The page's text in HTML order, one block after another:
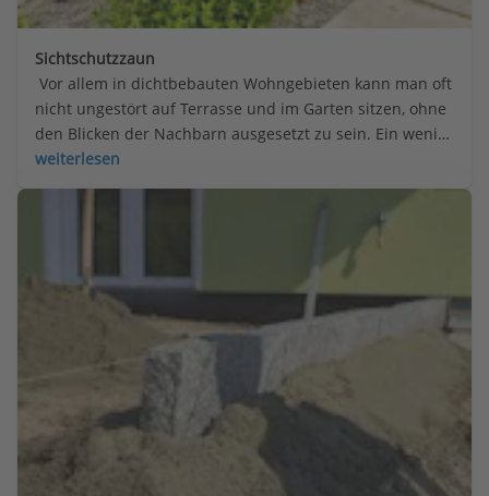
Sichtschutzzaun
Vor allem in dichtbebauten Wohngebieten kann man oft
nicht ungestört auf Terrasse und im Garten sitzen, ohne
den Blicken der Nachbarn ausgesetzt zu sein. Ein wenig
Abgeschiedenheit lässt sich mit einem Sichtschutzzaun
herstellen.
weiterlesen